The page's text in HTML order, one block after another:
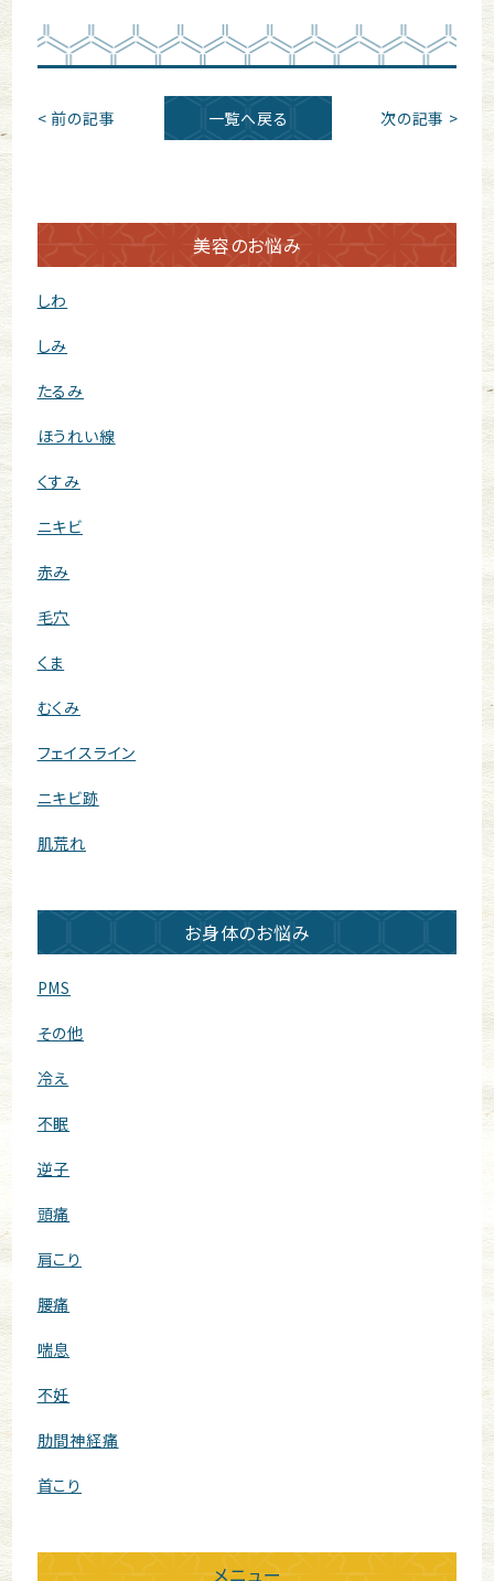
< 前の記事 一覧へ戻る 次の記事 >
美容のお悩み
しわ
しみ
たるみ
ほうれい線
くすみ
ニキビ
赤み
毛穴
くま
むくみ
フェイスライン
ニキビ跡
肌荒れ
お身体のお悩み
PMS
その他
冷え
不眠
逆子
頭痛
肩こり
腰痛
喘息
不妊
肋間神経痛
首こり
メニュー